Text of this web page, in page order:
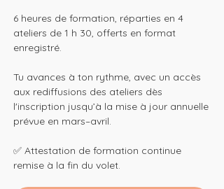
6 heures de formation, réparties en 4
ateliers de 1 h 30, offerts en format
enregistré.
Tu avances à ton rythme, avec un accès
aux rediffusions des ateliers dès
l'inscription jusqu’à la mise à jour annuelle
prévue en mars–avril.
✅ Attestation de formation continue
remise à la fin du volet.